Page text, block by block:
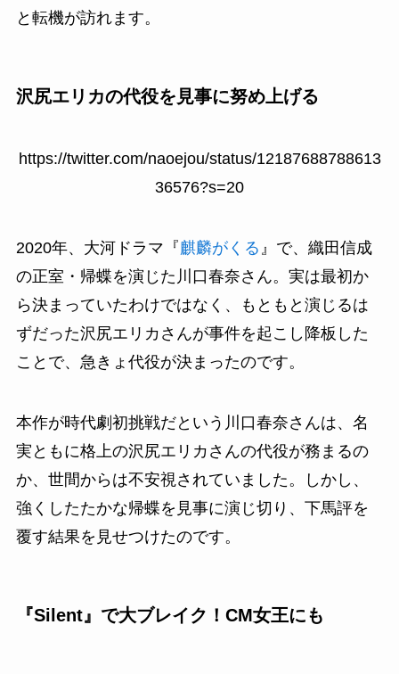
と転機が訪れます。
沢尻エリカの代役を見事に努め上げる
https://twitter.com/naoejou/status/12187688788613
36576?s=20
2020年、大河ドラマ『麒麟がくる 』で、織田信成
の正室・帰蝶を演じた川口春奈さん。実は最初か
ら決まっていたわけではなく、もともと演じるは
ずだった沢尻エリカさんが事件を起こし降板した
ことで、急きょ代役が決まったのです。
本作が時代劇初挑戦だという川口春奈さんは、名
実ともに格上の沢尻エリカさんの代役が務まるの
か、世間からは不安視されていました。しかし、
強くしたたかな帰蝶を見事に演じ切り、下馬評を
覆す結果を見せつけたのです。
『Silent』で大ブレイク！CM女王にも